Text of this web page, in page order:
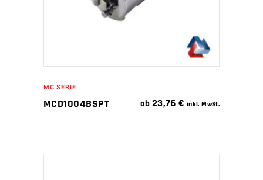
MC SERIE
MCD1004BSPT ab 23,76€ inkl. MwSt.